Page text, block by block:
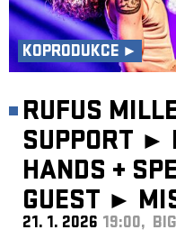
KOPRODUKCE ►
RUFUS
SUPPORT ►
HANDS +
GUEST ►
/UK
21. 1. 2026 19:00,